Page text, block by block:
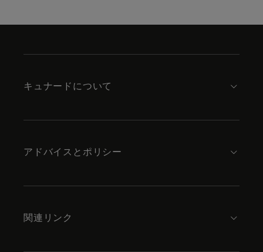
キュナードについて
アドバイスとポリシー
関連リンク